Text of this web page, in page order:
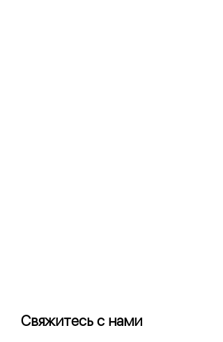
Свяжитесь с нами